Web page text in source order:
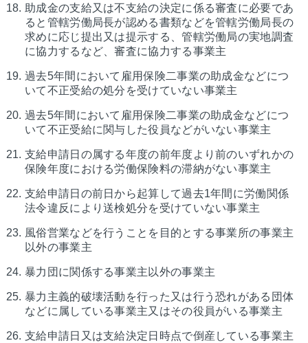
助成金の支給又は不支給の決定に係る審査に必要であ
ると管轄労働局長が認める書類などを管轄労働局長の
求めに応じ提出又は提示する、管轄労働局の実地調査
に協力するなど、審査に協力する事業主
過去5年間において雇用保険二事業の助成金などにつ
いて不正受給の処分を受けていない事業主
過去5年間において雇用保険二事業の助成金などにつ
いて不正受給に関与した役員などがいない事業主
支給申請日の属する年度の前年度より前のいずれかの
保険年度における労働保険料の滞納がない事業主
支給申請日の前日から起算して過去1年間に労働関係
法令違反により送検処分を受けていない事業主
風俗営業などを行うことを目的とする事業所の事業主
以外の事業主
暴力団に関係する事業主以外の事業主
暴力主義的破壊活動を行った又は行う恐れがある団体
などに属している事業主又はその役員がいる事業主
支給申請日又は支給決定日時点で倒産している事業主